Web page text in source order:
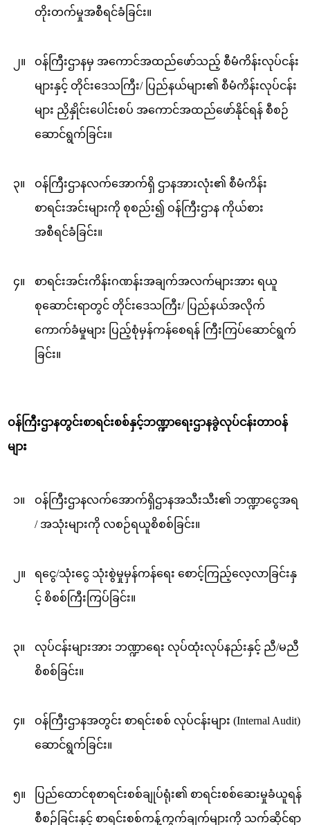
တိုးတက်မှုအစီရင်ခံခြင်း။
၂။ ဝန်ကြီးဌာနမှ အကောင်အထည်ဖော်သည့် စီမံကိန်းလုပ်ငန်း
များနှင့် တိုင်း‌ဒေသကြီး/ ပြည်နယ်များ၏ စီမံကိန်းလုပ်ငန်း
များ ညှိနှိုင်းပေါင်းစပ် အကောင်အထည်ဖော်နိုင်ရန် စီစဉ်
ဆောင်ရွက်ခြင်း။
၃။ ဝန်ကြီးဌာနလက်အောက်ရှိ ဌာနအားလုံး၏ စီမံကိန်း
စာရင်းအင်းများကို စုစည်း၍ ဝန်ကြီးဌာန ကိုယ်စား
အစီရင်ခံခြင်း။
၄။ စာရင်းအင်းကိန်းဂဏန်းအချက်အလက်များအား ရယူ
စုဆောင်းရာတွင် တိုင်းဒေသကြီး/ ပြည်နယ်အလိုက်
‌ကောက်ခံမှုများ ပြည့်စုံမှန်ကန်စေရန် ကြီးကြပ်ဆောင်ရွက်
ခြင်း။
ဝန်ကြီးဌာနတွင်းစာရင်းစစ်နှင့်ဘဏ္ဍာရေးဌာနခွဲလုပ်ငန်းတာဝန်
များ
၁။ ဝန်ကြီးဌာနလက်အောက်ရှိဌာနအသီးသီး၏ ဘဏ္ဍာငွေအရ
/ အသုံးများကို လစဉ်ရယူစိစစ်ခြင်း။
၂။ ရငွေ/သုံးငွေ သုံးစွဲမှုမှန်ကန်ရေး စောင့်ကြည့်လေ့လာခြင်းနှ
င့် စိစစ်ကြီးကြပ်ခြင်း။
၃။ လုပ်ငန်းများအား ဘဏ္ဍာရေး လုပ်ထုံးလုပ်နည်းနှင့် ညီ/မညီ
စိစစ်ခြင်း။
၄။ ဝန်ကြီးဌာနအတွင်း စာရင်းစစ် လုပ်ငန်းများ (Internal Audit)
‌ဆောင်ရွက်ခြင်း။
၅။ ပြည်ထောင်စုစာရင်းစစ်ချုပ်ရုံး၏ စာရင်းစစ်ဆေးမှုခံယူရန်
စီစဉ်ခြင်းနှင့် စာရင်းစစ်ကန့်ကွက်ချက်များကို သက်ဆိုင်ရာ